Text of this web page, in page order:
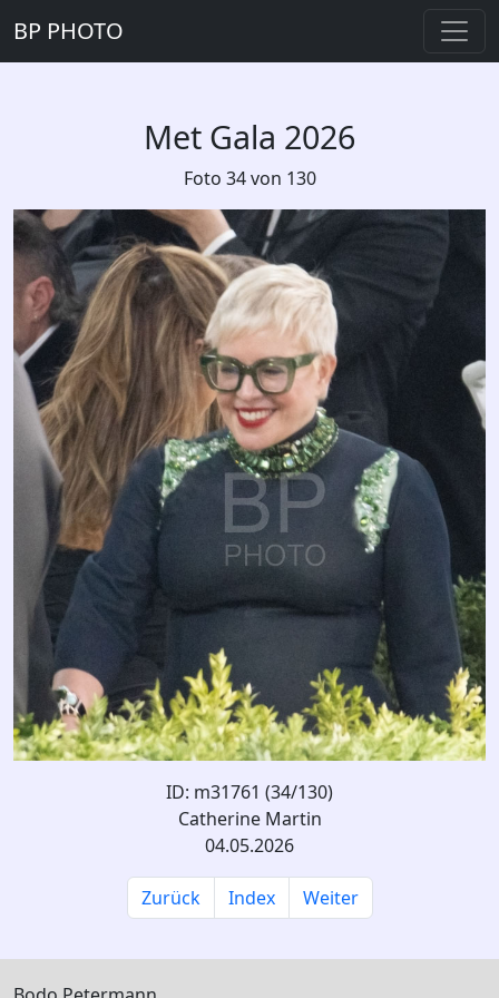
BP PHOTO
Met Gala 2026
Foto 34 von 130
ID: m31761 (34/130)
Catherine Martin
04.05.2026
Zurück Index Weiter